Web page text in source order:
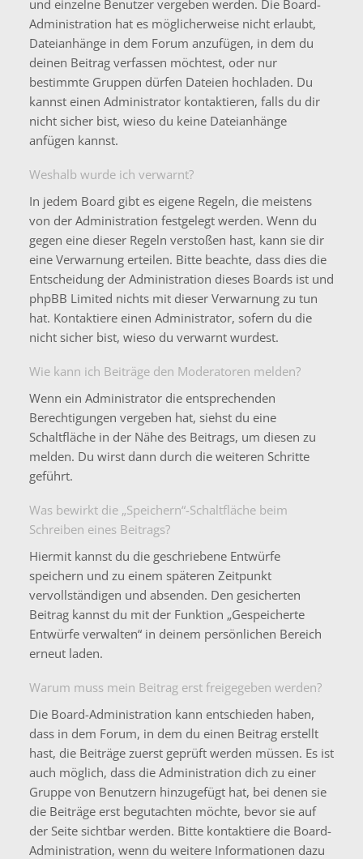
und einzelne Benutzer vergeben werden. Die Board-
Administration hat es möglicherweise nicht erlaubt,
Dateianhänge in dem Forum anzufügen, in dem du
deinen Beitrag verfassen möchtest, oder nur
bestimmte Gruppen dürfen Dateien hochladen. Du
kannst einen Administrator kontaktieren, falls du dir
nicht sicher bist, wieso du keine Dateianhänge
anfügen kannst.
Weshalb wurde ich verwarnt?
In jedem Board gibt es eigene Regeln, die meistens
von der Administration festgelegt werden. Wenn du
gegen eine dieser Regeln verstoßen hast, kann sie dir
eine Verwarnung erteilen. Bitte beachte, dass dies die
Entscheidung der Administration dieses Boards ist und
phpBB Limited nichts mit dieser Verwarnung zu tun
hat. Kontaktiere einen Administrator, sofern du die
nicht sicher bist, wieso du verwarnt wurdest.
Wie kann ich Beiträge den Moderatoren melden?
Wenn ein Administrator die entsprechenden
Berechtigungen vergeben hat, siehst du eine
Schaltfläche in der Nähe des Beitrags, um diesen zu
melden. Du wirst dann durch die weiteren Schritte
geführt.
Was bewirkt die „Speichern“-Schaltfläche beim
Schreiben eines Beitrags?
Hiermit kannst du die geschriebene Entwürfe
speichern und zu einem späteren Zeitpunkt
vervollständigen und absenden. Den gesicherten
Beitrag kannst du mit der Funktion „Gespeicherte
Entwürfe verwalten“ in deinem persönlichen Bereich
erneut laden.
Warum muss mein Beitrag erst freigegeben werden?
Die Board-Administration kann entschieden haben,
dass in dem Forum, in dem du einen Beitrag erstellt
hast, die Beiträge zuerst geprüft werden müssen. Es ist
auch möglich, dass die Administration dich zu einer
Gruppe von Benutzern hinzugefügt hat, bei denen sie
die Beiträge erst begutachten möchte, bevor sie auf
der Seite sichtbar werden. Bitte kontaktiere die Board-
Administration, wenn du weitere Informationen dazu